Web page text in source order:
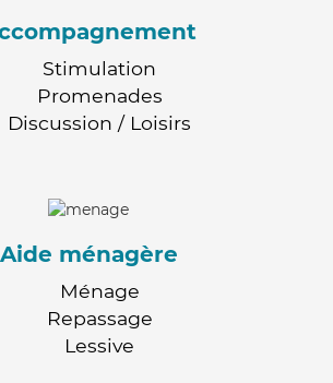
Stimulation
Promenades
Discussion / Loisirs
Aide ménagère
Ménage
Repassage
Lessive